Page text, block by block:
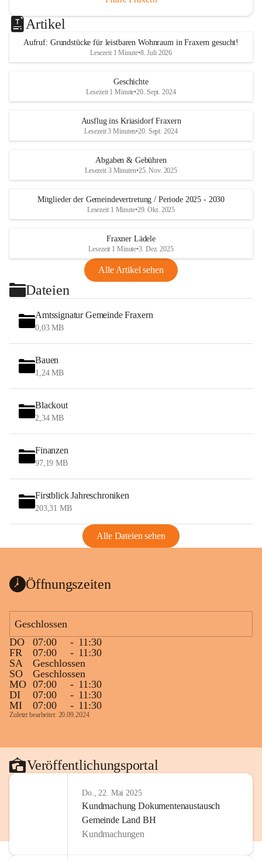
Artikel
Aufruf: Grundstücke für leistbaren Wohnraum in Fraxern gesucht!
Lesezeit 1 Minute•8. Juli 2026
Geschichte
Lesezeit 1 Minute•20. Sept. 2024
Ausflug ins Kriasidorf Fraxern
Lesezeit 3 Minuten•20. Sept. 2024
Abgaben & Gebühren
Lesezeit 3 Minuten•25. Nov. 2025
Mitglieder der Gemeindevertretung / Periode 2025 - 2030
Lesezeit 1 Minute•29. Okt. 2025
Fraxner Lädele
Lesezeit 1 Minute•3. Dez. 2025
Alle Artikel sehen
Dateien
Amtssignatur Gemeinde Fraxern
0,03 MB
Bauen
1,24 MB
Blackout
2,34 MB
Finanzen
97,19 MB
Firstblick Jahreschroniken
203,31 MB
Alle Dateien sehen
Öffnungszeiten
Geschlossen
DO
07:00 - 11:30
FR
07:00 - 11:30
SA
Geschlossen
SO
Geschlossen
MO 07:00 - 11:30
DI
07:00 - 11:30
MI
07:00 - 11:30
Zuletzt bearbeitet: 20.09.2024
Veröffentlichungsportal
Do., 22. Mai 2025
Kundmachung Dokumentenaustausch
Gemeinde Land BH
Kundmachungen